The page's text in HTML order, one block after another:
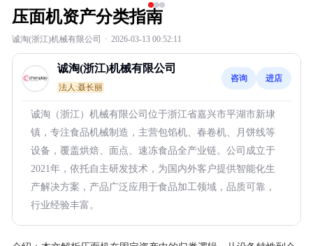
压面机资产分类指南
诚淘(浙江)机械有限公司 · 2026-03-13 00:52:11
诚淘(浙江)机械有限公司
法人:聂长丽
咨询 进店
诚淘（浙江）机械有限公司位于浙江省嘉兴市平湖市新埭
镇，专注食品机械制造，主营包馅机、春卷机、月饼线等
设备，覆盖烘焙、面点、速冻食品全产业链。公司成立于
2021年，依托自主研发技术，为国内外客户提供智能化生
产解决方案，产品广泛应用于食品加工领域，品质可靠，
行业经验丰富。